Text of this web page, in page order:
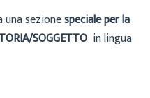
una sezionespeciale per la
SOGGETTO in lingua